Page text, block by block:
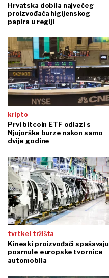
Hrvatska dobila najvećeg
proizvođača higijenskog
papira u regiji
kripto
Prvi bitcoin ETF odlazi s
Njujorške burze nakon samo
dvije godine
tvrtke i tržišta
Kineski proizvođači spašavaju
posrnule europske tvornice
automobila